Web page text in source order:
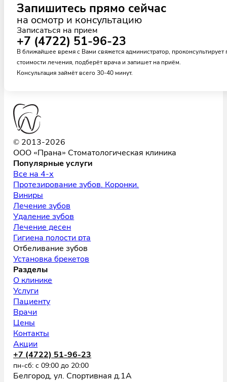
Запишитесь прямо сейчас
на осмотр и консультацию
Записаться на прием
+7 (4722) 51-96-23
В ближайшее время с Вами свяжется администратор, проконсультирует
стоимости лечения, подберёт врача и запишет на приём.
Консультация займёт всего 30-40 минут.
© 2013-2026
ООО «Прана» Стоматологическая клиника
Популярные услуги
Все на 4-х
Протезирование зубов. Коронки.
Виниры
Лечение зубов
Удаление зубов
Лечение десен
Гигиена полости рта
Отбеливание зубов
Установка брекетов
Разделы
О клинике
Услуги
Пациенту
Врачи
Цены
Контакты
Акции
+7 (4722) 51-96-23
пн-сб: с 09:00 до 20:00
Белгород, ул. Спортивная д.1А